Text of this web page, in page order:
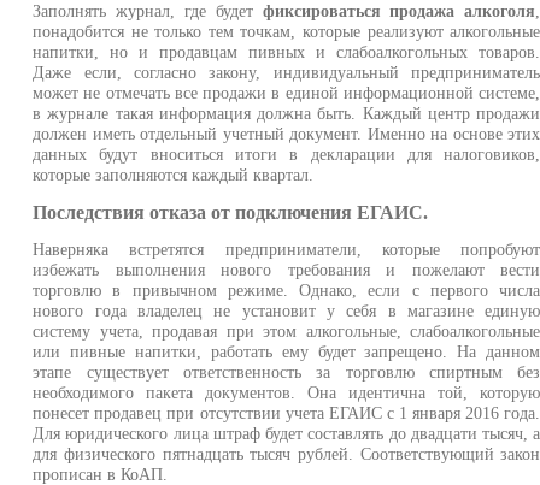
Заполнять журнал, где будет фиксироваться продажа алкоголя,
понадобится не только тем точкам, которые реализуют алкогольные
напитки, но и продавцам пивных и слабоалкогольных товаров.
Даже если, согласно закону, индивидуальный предприниматель
может не отмечать все продажи в единой информационной системе,
в журнале такая информация должна быть. Каждый центр продажи
должен иметь отдельный учетный документ. Именно на основе этих
данных будут вноситься итоги в декларации для налоговиков,
которые заполняются каждый квартал.
Последствия отказа от подключения ЕГАИС.
Наверняка встретятся предприниматели, которые попробуют
избежать выполнения нового требования и пожелают вести
торговлю в привычном режиме. Однако, если с первого числа
нового года владелец не установит у себя в магазине единую
систему учета, продавая при этом алкогольные, слабоалкогольные
или пивные напитки, работать ему будет запрещено. На данном
этапе существует ответственность за торговлю спиртным без
необходимого пакета документов. Она идентична той, которую
понесет продавец при отсутствии учета ЕГАИС с 1 января 2016 года.
Для юридического лица штраф будет составлять до двадцати тысяч, а
для физического пятнадцать тысяч рублей. Соответствующий закон
прописан в КоАП.